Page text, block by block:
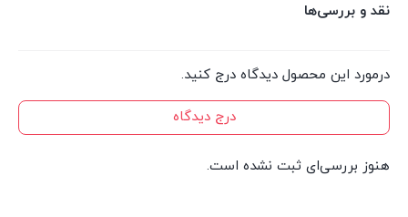
نقد و بررسی‌ها
درمورد این محصول دیدگاه درج کنید.
درج دیدگاه
هنوز بررسی‌ای ثبت نشده است.